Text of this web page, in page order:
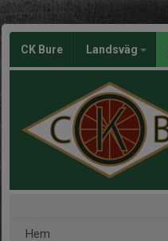
CK Bure Landsväg
Hem